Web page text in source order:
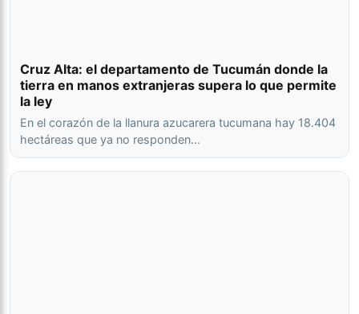
Cruz Alta: el departamento de Tucumán donde la
tierra en manos extranjeras supera lo que permite
la ley
En el corazón de la llanura azucarera tucumana hay 18.404
hectáreas que ya no responden…